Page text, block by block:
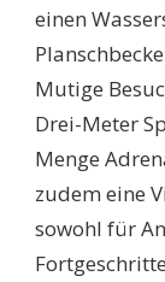
einen
Mutige
Drei-Meter
Menge
zudem eine
sowohl für